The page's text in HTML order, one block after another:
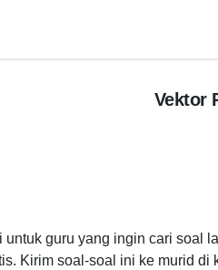
Vektor
untuk guru yang ingin cari soal
Kirim soal-soal ini ke murid